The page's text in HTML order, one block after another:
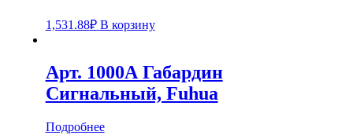
1,531.88₽ В корзину
Арт. 1000А Габардин
Сигнальный, Fuhua
Подробнее